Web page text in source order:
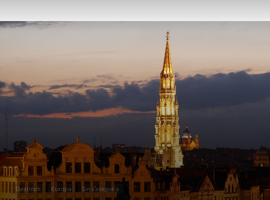
Destinos Europa Sin categoría